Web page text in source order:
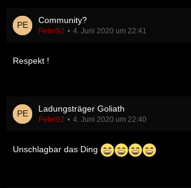
Community?
Peter92 4. Juni 2020 um 22:41
Respekt !
Ladungsträger Goliath
Peter92 4. Juni 2020 um 22:40
Unschlagbar das Ding